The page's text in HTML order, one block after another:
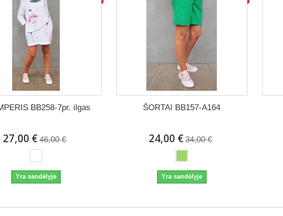
BB258-7pr. ilgas
27,00 € 46,00 €
Yra sandėlyje
ŠORTAI BB157-A164
24,00 € 34,00 €
Yra sandėlyje